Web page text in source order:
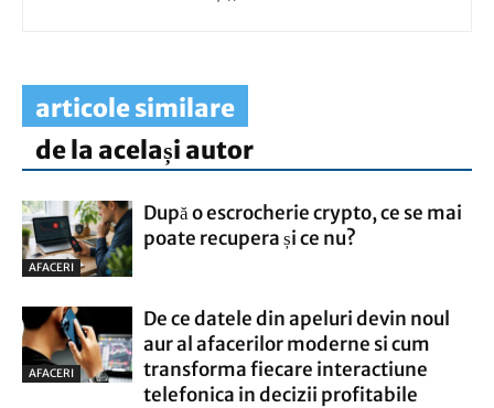
articole similare
de la același autor
AFACERI
După o escrocherie crypto, ce se mai
poate recupera și ce nu?
AFACERI
De ce datele din apeluri devin noul
aur al afacerilor moderne si cum
transforma fiecare interactiune
telefonica in decizii profitabile